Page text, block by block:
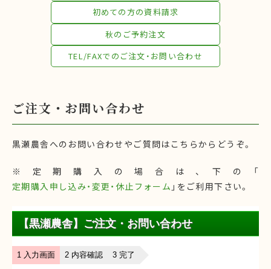
初めての方の資料請求
秋のご予約注文
TEL/FAXでのご注文・お問い合わせ
ご注文・お問い合わせ
黒瀬農舎へのお問い合わせやご質問はこちらからどうぞ。
※定期購入の場合は、下の「
定期購入申し込み・変更・休止フォーム 」をご利用下さい。